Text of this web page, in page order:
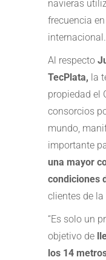
navieras
frecuencia
internacional.
Al respecto
TecPlata, la
propiedad el
consorcios
mundo,
importante
una mayor
condiciones
clientes de la
“Es solo un
objetivo de
los 14